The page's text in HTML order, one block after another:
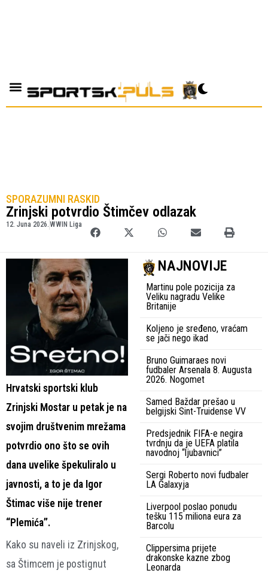
SPORAZUMNI RASKID
Zrinjski potvrdio Štimčev odlazak
12. Juna 2026.WWIN Liga
Hrvatski sportski klub
Zrinjski Mostar u petak je na
svojim društvenim mrežama
potvrdio ono što se ovih
dana uvelike špekuliralo u
javnosti, a to je da Igor
Štimac više nije trener
“Plemića”.
Kako su naveli iz Zrinjskog,
sa Štimcem je postignut
NAJNOVIJE
Martinu pole pozicija za
Veliku nagradu Velike
Britanije
Koljeno je sređeno, vraćam
se jači nego ikad
Bruno Guimaraes novi
fudbaler Arsenala 8. Augusta
2026. Nogomet
Samed Baždar prešao u
belgijski Sint-Truidense VV
Predsjednik FIFA-e negira
tvrdnju da je UEFA platila
navodnoj “ljubavnici”
Sergi Roberto novi fudbaler
LA Galaxyja
Liverpool poslao ponudu
tešku 115 miliona eura za
Barcolu
Clippersima prijete
drakonske kazne zbog
Leonarda